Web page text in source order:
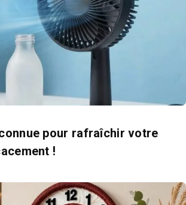
pour rafraîchir votre
!